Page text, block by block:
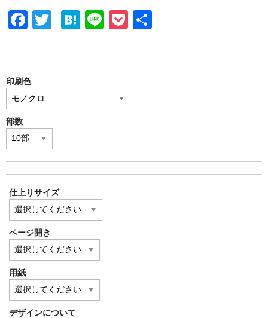
F
c
e
b
o
o
k
tt
H
e
Li
e
P
ck
印刷色
部数
仕上りサイズ
ページ開き
用紙
デザインについて